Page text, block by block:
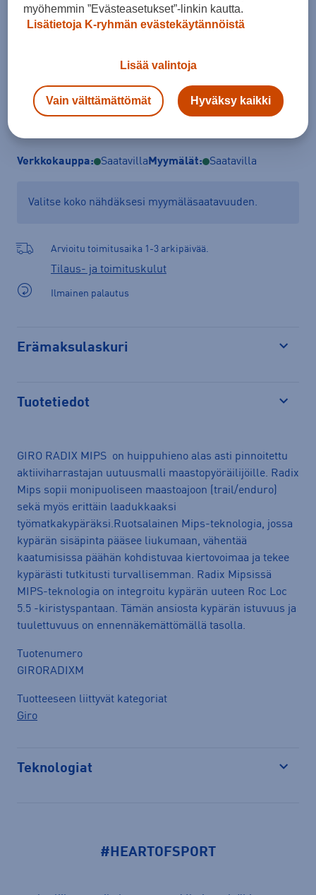
Pyöräilykypärän valintaopas
Lisää ostoskoriin
Verkkokauppa: Saatavilla Myymälät: Saatavilla
Valitse koko nähdäksesi myymäläsaatavuuden.
Arvioitu toimitusaika 1-3 arkipäivää.
Tilaus- ja toimituskulut
Ilmainen palautus
Erämaksulaskuri
Tuotetiedot
GIRO RADIX MIPS on huippuhieno alas asti pinnoitettu
aktiiviharrastajan uutuusmalli maastopyöräilijöille. Radix
Mips sopii monipuoliseen maastoajoon (trail/enduro)
sekä myös erittäin laadukkaaksi
työmatkakypäräksi.Ruotsalainen Mips-teknologia, jossa
kypärän sisäpinta pääsee liukumaan, vähentää
kaatumisissa päähän kohdistuvaa kiertovoimaa ja tekee
kypärästi tutkitusti turvallisemman. Radix Mipsissä
MIPS-teknologia on integroitu kypärän uuteen Roc Loc
5.5 -kiristyspantaan. Tämän ansiosta kypärän istuvuus ja
tuulettuvuus on ennennäkemättömällä tasolla.
Tuotenumero
GIRORADIXM
Tuotteeseen liittyvät kategoriat
Giro
Teknologiat
#HEARTOFSPORT
myöhemmin ”Evästeasetukset”-linkin kautta.
Lisätietoja K-ryhmän evästekäytännöistä
Lisää valintoja
Vain välttämättömät Hyväksy kaikki